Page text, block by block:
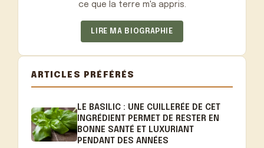
ce que la terre m'a appris.
LIRE MA BIOGRAPHIE
ARTICLES PRÉFÉRÉS
LE BASILIC : UNE CUILLERÉE DE CET
INGRÉDIENT PERMET DE RESTER EN
BONNE SANTÉ ET LUXURIANT
PENDANT DES ANNÉES